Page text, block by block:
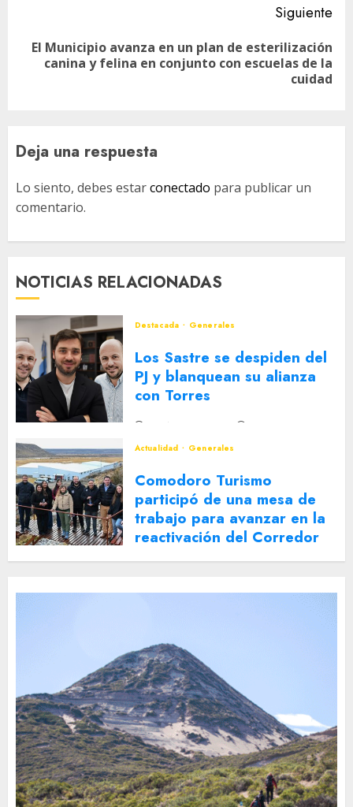
Siguiente
Siguiente
El Municipio avanza en un plan de esterilización
canina y felina en conjunto con escuelas de la
cuidad
Deja una respuesta
Lo siento, debes estarconectado para publicar un
comentario.
NOTICIAS RELACIONADAS
Destacada Generales
Los Sastre se despiden del
PJ y blanquean su alianza
con Torres
2 DE AGOSTO DE 2026
Actualidad
Generales
Comodoro Turismo
participó de una mesa de
trabajo para avanzar en la
reactivación del Corredor
Turístico Integrado